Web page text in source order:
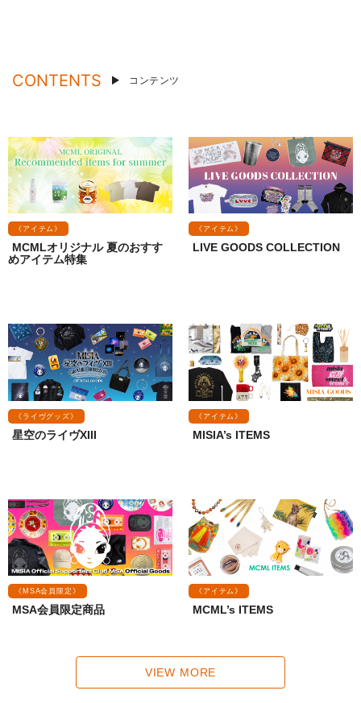
CONTENTS コンテンツ
《アイテム》
MCMLオリジナル 夏のおすす
めアイテム特集
《アイテム》
LIVE GOODS COLLECTION
《ライヴグッズ》
星空のライヴXIII
《アイテム》
MISIA’s ITEMS
《MSA会員限定》
MSA会員限定商品
《アイテム》
MCML’s ITEMS
VIEW MORE